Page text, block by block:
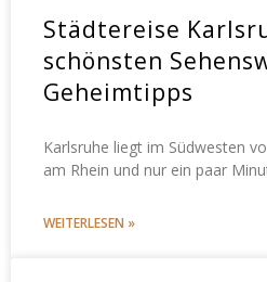
Städtereise
schönsten
Geheimtipps
Karlsruhe liegt im Südwesten
am Rhein und nur ein paar
WEITERLESEN »